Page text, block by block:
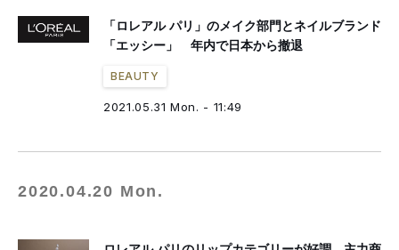
「ロレアル パリ」のメイク部門とネイルブランド
「エッシー」 年内で日本から撤退
BEAUTY
2021.05.31 Mon. - 11:49
2020.04.20 Mon.